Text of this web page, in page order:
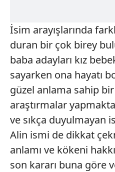
İsim arayışlarında
duran bir çok birey
baba adayları kız
sayarken ona hayatı
güzel anlama sahip
araştırmalar
ve sıkça duyulmayan
Alin ismi de dikkat
anlamı ve kökeni
son kararı buna göre